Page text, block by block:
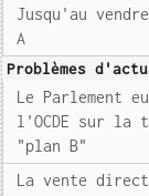
Jusqu'au
A
Problèmes
Le Parlement
l'OCDE sur la
"plan B"
La vente